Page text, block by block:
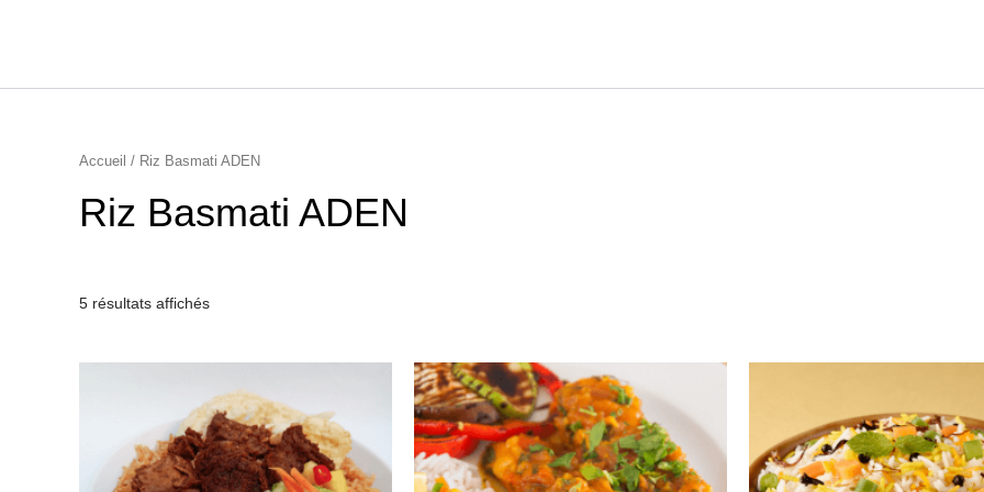
Accueil / Riz Basmati ADEN
Riz Basmati ADEN
5 résultats affichés